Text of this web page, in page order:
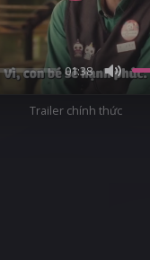
01:38
Mute
Trailer chính thức